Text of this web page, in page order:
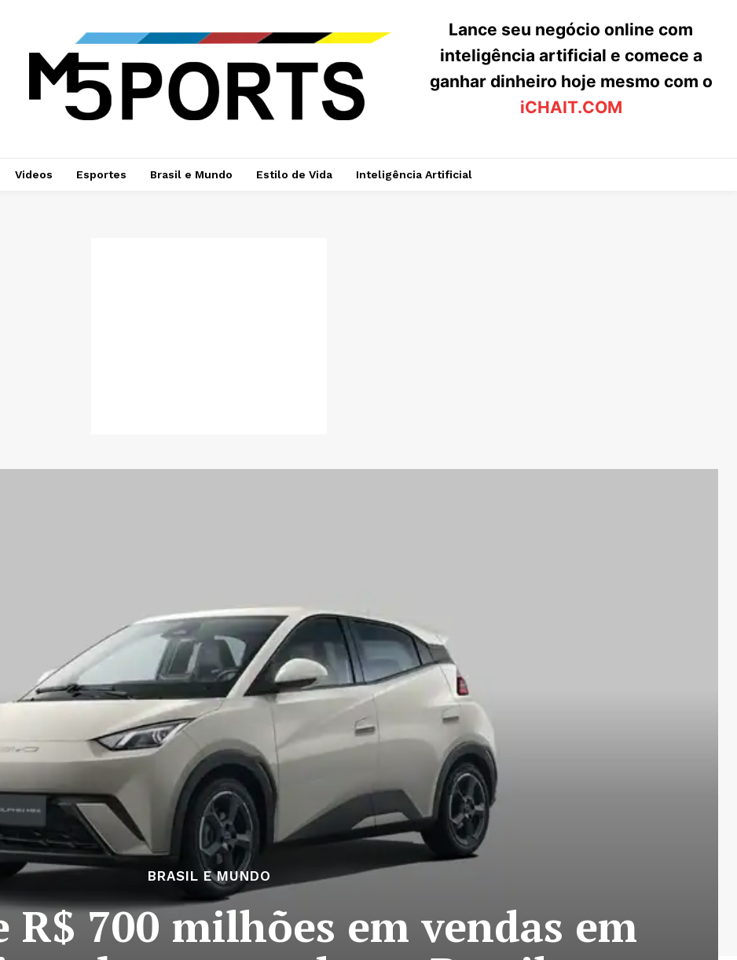
Lance seu negócio online com
inteligência artificial e comece a
ganhar dinheiro hoje mesmo com o
iCHAIT.COM
Videos Esportes Brasil e Mundo Estilo de Vida Inteligência Artificial
BRASIL E MUNDO
R$ 700 milhões em vendas em